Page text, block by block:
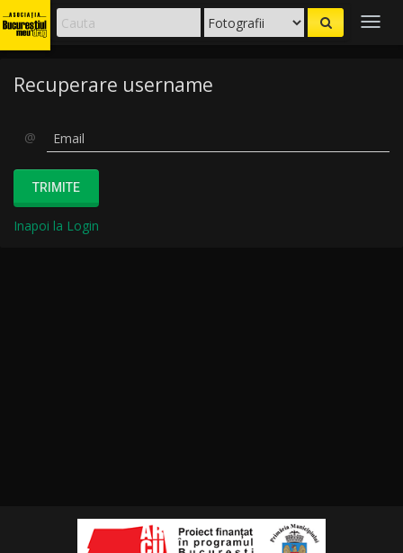
Recuperare username
@ Email
TRIMITE
Inapoi la Login